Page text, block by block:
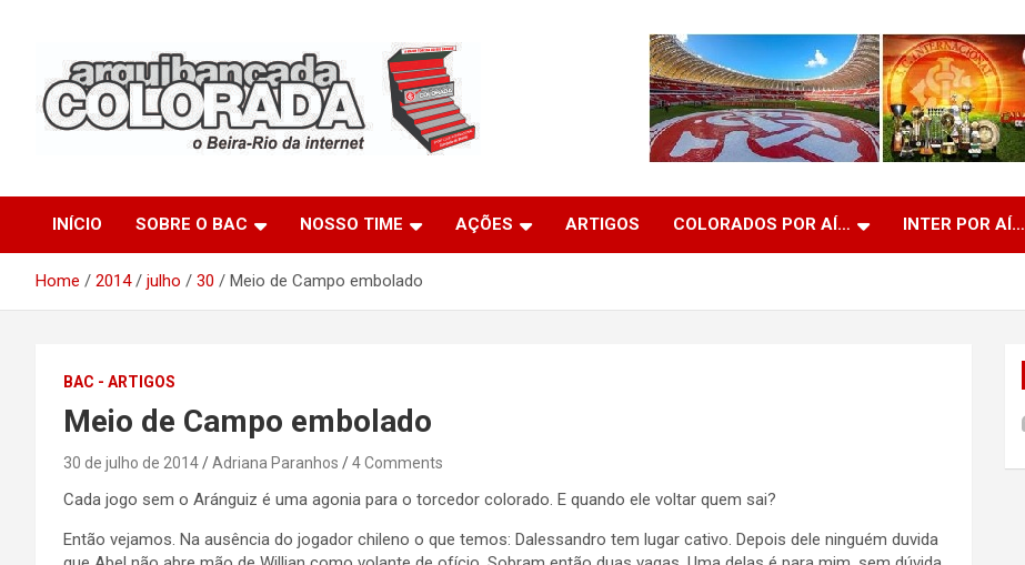
Arquibancada Colorada
INÍCIO SOBRE O BAC NOSSO TIME AÇÕES ARTIGOS COLORADOS POR AÍ… INTER POR AÍ…
Home 2014 julho 30 Meio de Campo embolado
BAC - ARTIGOS
Meio de Campo embolado
30 de julho de 2014 Adriana Paranhos 4 Comments
Cada jogo sem o Aránguiz é uma agonia para o torcedor colorado. E quando ele voltar quem sai?
Então vejamos. Na ausência do jogador chileno o que temos: Dalessandro tem lugar cativo. Depois dele ninguém duvida